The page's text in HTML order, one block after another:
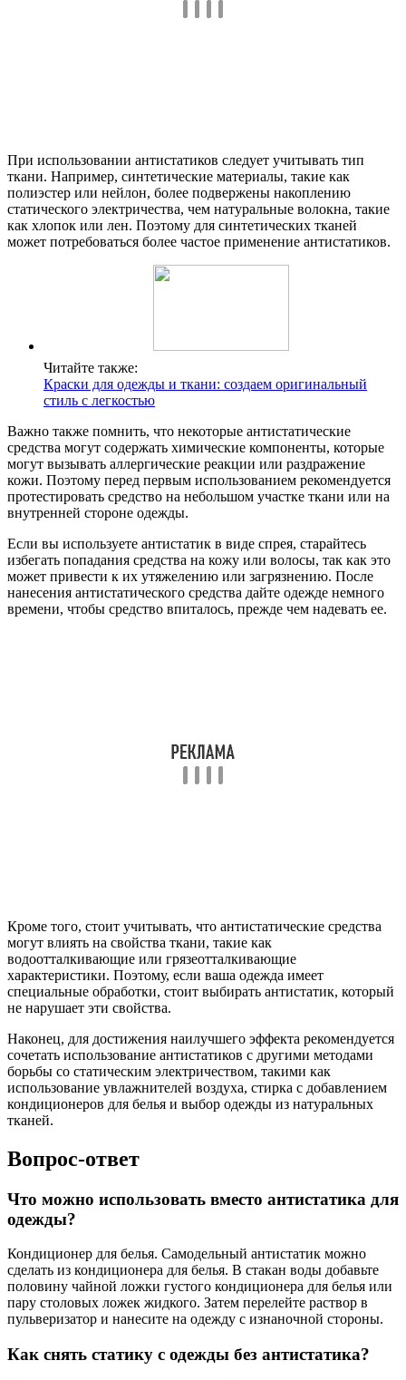
При использовании антистатиков следует учитывать тип
ткани. Например, синтетические материалы, такие как
полиэстер или нейлон, более подвержены накоплению
статического электричества, чем натуральные волокна, такие
как хлопок или лен. Поэтому для синтетических тканей
может потребоваться более частое применение антистатиков.
Читайте также:
Краски для одежды и ткани: создаем оригинальный
стиль с легкостью
Важно также помнить, что некоторые антистатические
средства могут содержать химические компоненты, которые
могут вызывать аллергические реакции или раздражение
кожи. Поэтому перед первым использованием рекомендуется
протестировать средство на небольшом участке ткани или на
внутренней стороне одежды.
Если вы используете антистатик в виде спрея, старайтесь
избегать попадания средства на кожу или волосы, так как это
может привести к их утяжелению или загрязнению. После
нанесения антистатического средства дайте одежде немного
времени, чтобы средство впиталось, прежде чем надевать ее.
Кроме того, стоит учитывать, что антистатические средства
могут влиять на свойства ткани, такие как
водоотталкивающие или грязеотталкивающие
характеристики. Поэтому, если ваша одежда имеет
специальные обработки, стоит выбирать антистатик, который
не нарушает эти свойства.
Наконец, для достижения наилучшего эффекта рекомендуется
сочетать использование антистатиков с другими методами
борьбы со статическим электричеством, такими как
использование увлажнителей воздуха, стирка с добавлением
кондиционеров для белья и выбор одежды из натуральных
тканей.
Вопрос-ответ
Что можно использовать вместо антистатика для
одежды?
Кондиционер для белья. Самодельный антистатик можно
сделать из кондиционера для белья. В стакан воды добавьте
половину чайной ложки густого кондиционера для белья или
пару столовых ложек жидкого. Затем перелейте раствор в
пульверизатор и нанесите на одежду с изнаночной стороны.
Как снять статику с одежды без антистатика?